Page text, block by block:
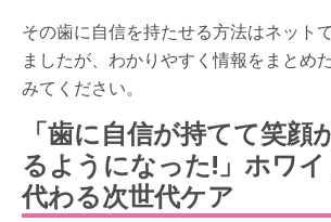
その歯に自信を持たせる方法はネット
ましたが、わかりやすく情報をまとめ
みてください。
「歯に自信が持てて笑顔
るようになった!」ホワ
代わる次世代ケア